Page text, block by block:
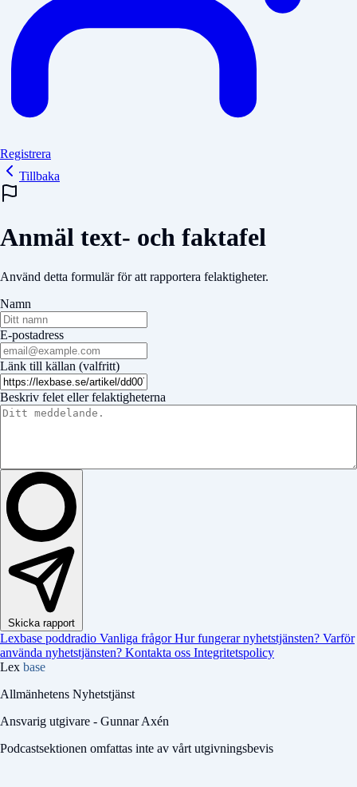
Registrera
Tillbaka
Anmäl text- och faktafel
Använd detta formulär för att rapportera felaktigheter.
Namn
E-postadress
Länk till källan (valfritt)
Beskriv felet eller felaktigheterna
Skicka rapport
Lexbase poddradio Vanliga frågorHur fungerar nyhetstjänsten? Varför
använda nyhetstjänsten? Kontakta oss Integritetspolicy
Lex base
Allmänhetens Nyhetstjänst
Ansvarig utgivare - Gunnar Axén
Podcastsektionen omfattas inte av vårt utgivningsbevis